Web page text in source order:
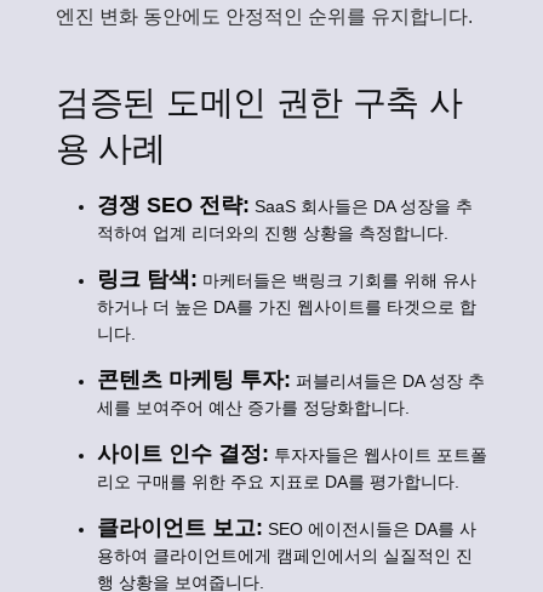
엔진 변화 동안에도 안정적인 순위를 유지합니다.
검증된 도메인 권한 구축 사
용 사례
경쟁 SEO 전략: SaaS 회사들은 DA 성장을 추
적하여 업계 리더와의 진행 상황을 측정합니다.
링크 탐색: 마케터들은 백링크 기회를 위해 유사
하거나 더 높은 DA를 가진 웹사이트를 타겟으로 합
니다.
콘텐츠 마케팅 투자: 퍼블리셔들은 DA 성장 추
세를 보여주어 예산 증가를 정당화합니다.
사이트 인수 결정: 투자자들은 웹사이트 포트폴
리오 구매를 위한 주요 지표로 DA를 평가합니다.
클라이언트 보고: SEO 에이전시들은 DA를 사
용하여 클라이언트에게 캠페인에서의 실질적인 진
행 상황을 보여줍니다.